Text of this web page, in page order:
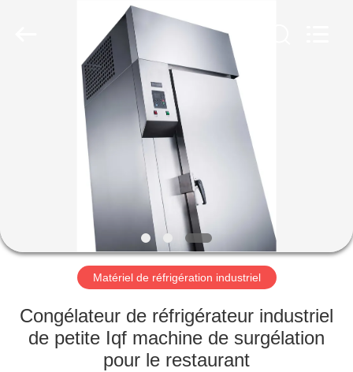
MAISON
PRODUITS
VIDÉOS
SPECTACLE
VR
Matériel de réfrigération industriel
Congélateur de réfrigérateur industriel
de petite Iqf machine de surgélation
pour le restaurant